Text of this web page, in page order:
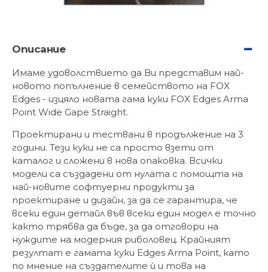
Описание
Имаме удоволствието да Ви представим най-
новото попълнение в семейството на FOX
Edges - изцяло новата гама куки FOX Edges Arma
Point Wide Gape Straight.
Проектирани и тествани в продължение на 3
години. Тези куки не са просто взети от
каталог и сложени в нова опаковка. Всички
модели са създадени от нулата с помощта на
най-новите софтуерни продукти за
проектиране и дизайн, за да се гарантира, че
всеки един детайл във всеки един модел е точно
както трябва да бъде, за да отговори на
нуждите на модерния риболовец. Крайният
резултат е гамата куки Edges Arma Point, като
по мнение на създателите ѝ и това на